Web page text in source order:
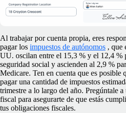
Al trabajar por cuenta propia, eres
pagar los impuestos de autónomos , que
UU. oscilan entre el 15,3 % y el 12,4 %
seguridad social y ascienden al 2,9 %
Medicare. Ten en cuenta que es posible
pagar una cantidad de impuestos
trimestre a lo largo del año. Pregúntale a
fiscal para asegurarte de que estás
tus obligaciones fiscales.